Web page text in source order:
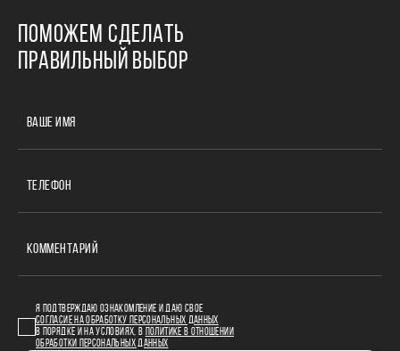
ПОМОЖЕМ СДЕЛАТЬ
ПРАВИЛЬНЫЙ ВЫБОР
ВАШЕ ИМЯ
ТЕЛЕФОН
КОММЕНТАРИЙ
Я ПОДТВЕРЖДАЮ ОЗНАКОМЛЕНИЕ И ДАЮ СВОЕ
СОГЛАСИЕ НА ОБРАБОТКУ ПЕРСОНАЛЬНЫХ ДАННЫХ
В ПОРЯДКЕ И НА УСЛОВИЯХ, В
ПОЛИТИКЕ В ОТНОШЕНИИ
ОБРАБОТКИ ПЕРСОНАЛЬНЫХ ДАННЫХ